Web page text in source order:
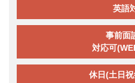
英語
事前面
対応可
休日(土日